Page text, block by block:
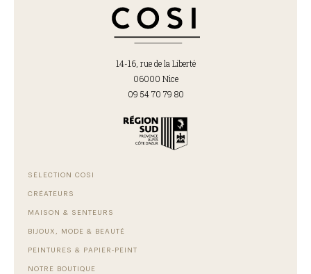
14-16, rue de la Liberté
06000 Nice
09 54 70 79 80
SÉLECTION COSI
CRÉATEURS
MAISON & SENTEURS
BIJOUX, MODE & BEAUTÉ
PEINTURES & PAPIER-PEINT
NOTRE BOUTIQUE